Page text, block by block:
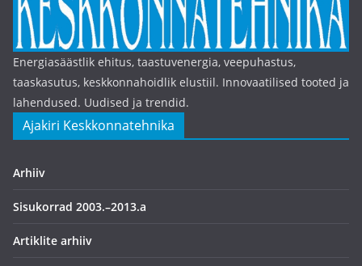
Energiasäästlik ehitus, taastuvenergia, veepuhastus,
taaskasutus, keskkonnahoidlik elustiil. Innovaatilised tooted ja
lahendused. Uudised ja trendid.
Ajakiri Keskkonnatehnika
Arhiiv
Sisukorrad 2003.–2013.a
Artiklite arhiiv